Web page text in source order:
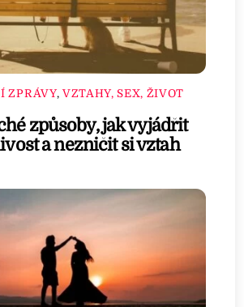
ZPRÁVY, VZTAHY, SEX, ŽIVOT
způsoby, jak vyjádřit
a nezničit si vztah